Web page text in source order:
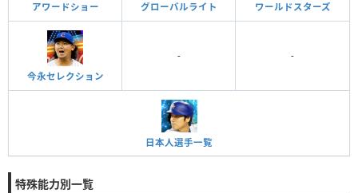
アワードショー グローバルライト ワールドスターズ
今永セレクション
- -
日本人選手一覧
特殊能力別一覧